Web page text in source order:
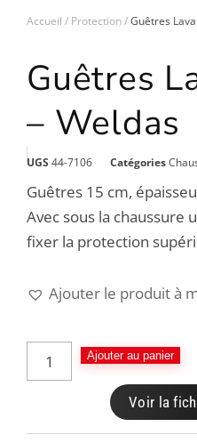
Accueil Protection Guêtres
Guêtres
– Weldas
UGS 44-7106 Catégories
Guêtres 15 cm,
Avec sous la chaussure
fixer la protection
Ajouter le produit à
Ajouter au panier
Voir la